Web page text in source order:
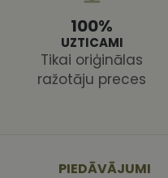
100%
UZTICAMI
Tikai oriģinālas
ražotāju preces
PIEDĀVĀJUMI
CookieScriptConsent